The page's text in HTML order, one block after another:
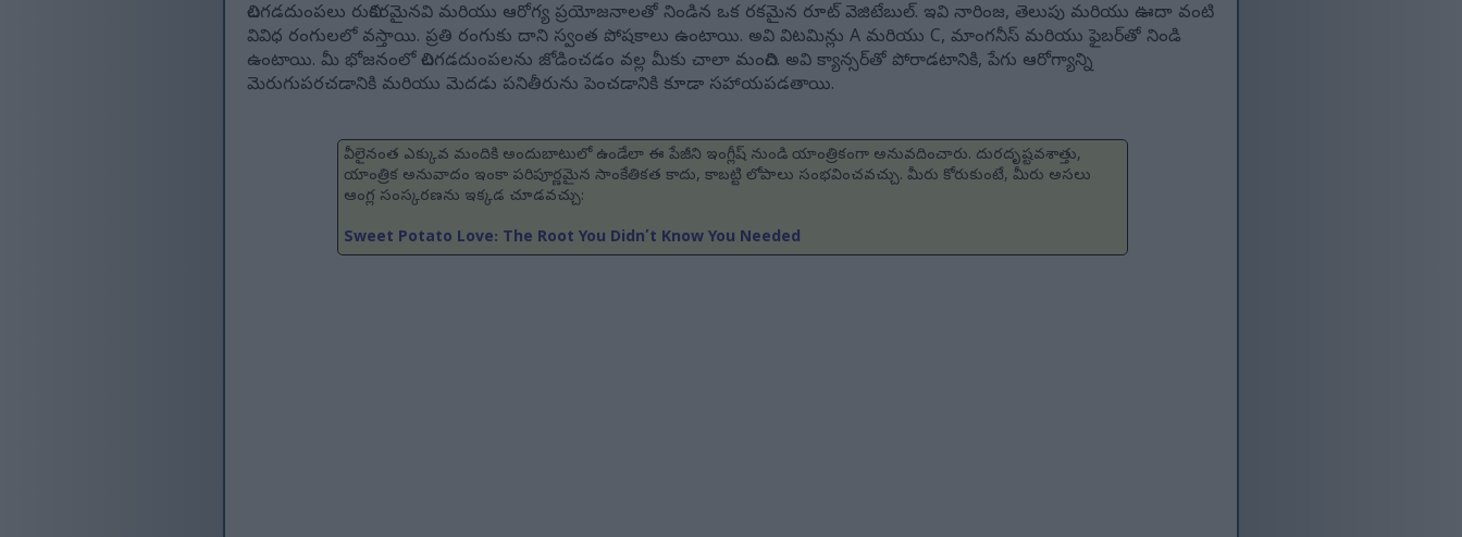
చిలగడదుంపలు రుచికరమైనవి మరియు ఆరోగ్య ప్రయోజనాలతో నిండిన ఒక రకమైన రూట్ వెజిటేబుల్. ఇవి నారింజ, తెలుపు మరియు ఊదా వంటి
వివిధ రంగులలో వస్తాయి. ప్రతి రంగుకు దాని స్వంత పోషకాలు ఉంటాయి. అవి విటమిన్లు A మరియు C, మాంగనీస్ మరియు ఫైబర్‌తో నిండి
ఉంటాయి. మీ భోజనంలో చిలగడదుంపలను జోడించడం వల్ల మీకు చాలా మంచిది. అవి క్యాన్సర్‌తో పోరాడటానికి, పేగు ఆరోగ్యాన్ని
మెరుగుపరచడానికి మరియు మెదడు పనితీరును పెంచడానికి కూడా సహాయపడతాయి.
వీలైనంత ఎక్కువ మందికి అందుబాటులో ఉండేలా ఈ పేజీని ఇంగ్లీష్ నుండి యాంత్రికంగా అనువదించారు. దురదృష్టవశాత్తు,
యాంత్రిక అనువాదం ఇంకా పరిపూర్ణమైన సాంకేతికత కాదు, కాబట్టి లోపాలు సంభవించవచ్చు. మీరు కోరుకుంటే, మీరు అసలు
ఆంగ్ల సంస్కరణను ఇక్కడ చూడవచ్చు:
Sweet Potato Love: The Root You Didn’t Know You Needed